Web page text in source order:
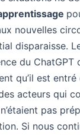
nouvelles
disparaisse.
du ChatGPT
qu’il est entré
acteurs qui
pas
Si nous